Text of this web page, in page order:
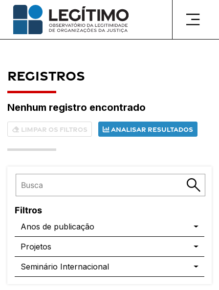
Pular
para
conteúdo
Registros
Nenhum registro encontrado
Limpar os filtros Analisar resultados
Filtros
Anos de publicação
Projetos
Seminário Internacional